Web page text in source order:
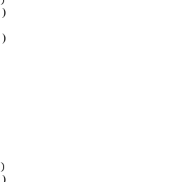
)
)
)
)